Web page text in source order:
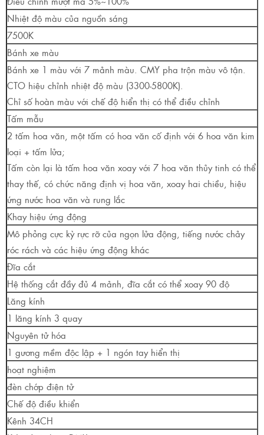
Nhiệt độ màu của nguồn sáng
7500K
Bánh xe màu
Bánh xe 1 màu với 7 mảnh màu. CMY pha trộn màu vô tận.
CTO hiệu chỉnh nhiệt độ màu (3300-5800K).
Chỉ số hoàn màu với chế độ hiển thị có thể điều chỉnh
Tấm mẫu
2 tấm hoa văn, một tấm có hoa văn cố định với 6 hoa văn kim
loại + tấm lửa;
Tấm còn lại là tấm hoa văn xoay với 7 hoa văn thủy tinh có thể
thay thế, có chức năng định vị hoa văn, xoay hai chiều, hiệu
ứng nước hoa văn và rung lắc
Khay hiệu ứng động
Mô phỏng cực kỳ rực rỡ của ngọn lửa động, tiếng nước chảy
róc rách và các hiệu ứng động khác
Đĩa cắt
Hệ thống cắt đầy đủ 4 mảnh, đĩa cắt có thể xoay 90 độ
Lăng kính
1 lăng kính 3 quay
Nguyên tử hóa
1 gương mềm độc lập + 1 ngón tay hiển thị
hoạt nghiệm
đèn chớp điện tử
Chế độ điều khiển
Kênh 34CH